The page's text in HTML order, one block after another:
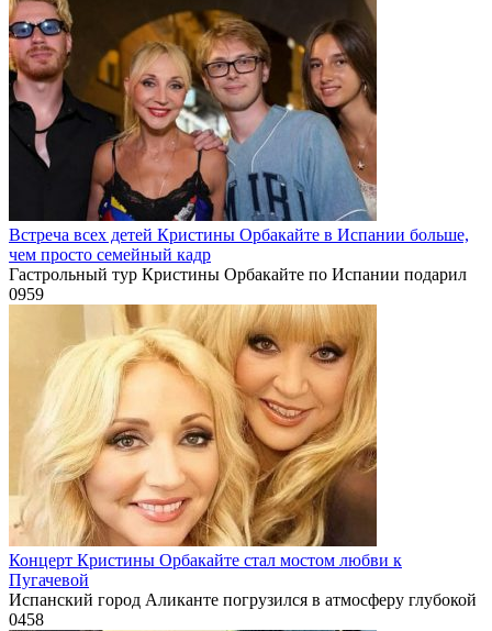
Встреча всех детей Кристины Орбакайте в Испании больше,
чем просто семейный кадр
Гастрольный тур Кристины Орбакайте по Испании подарил
0959
Концерт Кристины Орбакайте стал мостом любви к
Пугачевой
Испанский город Аликанте погрузился в атмосферу глубокой
0458